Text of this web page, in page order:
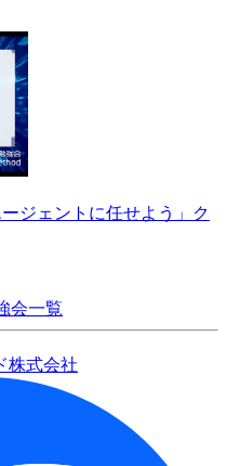
ジェントに任せよう」ク
会一覧
株式会社